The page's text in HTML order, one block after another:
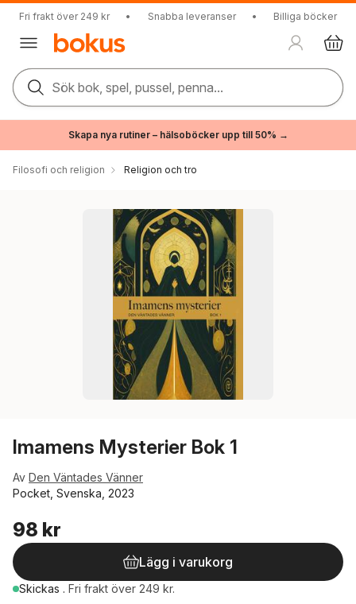
Fri frakt över 249 kr • Snabba leveranser • Billiga böcker
Sök bok, spel, pussel, penna...
Skapa nya rutiner – hälsoböcker upp till 50% →
Filosofi och religion Religion och tro
Imamens Mysterier Bok 1
Av Den Väntades Vänner
Pocket, Svenska, 2023
98 kr
Lägg i varukorg
Skickas . Fri frakt över 249 kr.